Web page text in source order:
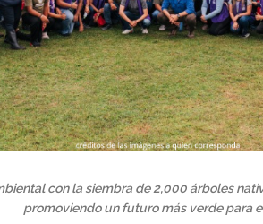
con la siembra de 2,000 árboles
promoviendo un futuro más verde para